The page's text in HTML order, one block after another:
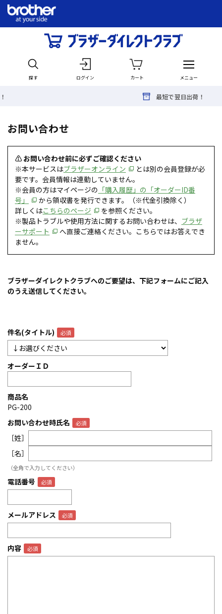
探す ログイン カート メニュー
最短で翌日出荷！
お問い合わせ
⚠ お問い合わせ前に必ずご確認ください
※本サービスはブラザーオンライン
とは別の会員登録が必
要です。会員情報は連動していません。
※会員の方はマイページの 「購入履歴」の「オーダーID番
号」
から領収書を発行できます。（※代金引換除く）
詳しくはこちらのページ
を参照ください。
※製品トラブルや使用方法に関するお問い合わせは、 ブラザ
ーサポート
へ直接ご連絡ください。こちらではお答えでき
ません。
ブラザーダイレクトクラブへのご要望は、下記フォームにご記入
のうえ送信してください。
件名(タイトル)
オーダーＩＤ
商品名
PG-200
お問い合わせ時氏名
［姓］
［名］
（全角で入力してください）
電話番号
メールアドレス
内容